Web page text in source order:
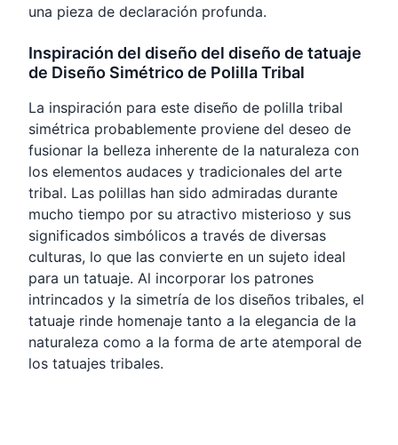
una pieza de declaración profunda.
Inspiración del diseño del diseño de tatuaje
de Diseño Simétrico de Polilla Tribal
La inspiración para este diseño de polilla tribal
simétrica probablemente proviene del deseo de
fusionar la belleza inherente de la naturaleza con
los elementos audaces y tradicionales del arte
tribal. Las polillas han sido admiradas durante
mucho tiempo por su atractivo misterioso y sus
significados simbólicos a través de diversas
culturas, lo que las convierte en un sujeto ideal
para un tatuaje. Al incorporar los patrones
intrincados y la simetría de los diseños tribales, el
tatuaje rinde homenaje tanto a la elegancia de la
naturaleza como a la forma de arte atemporal de
los tatuajes tribales.